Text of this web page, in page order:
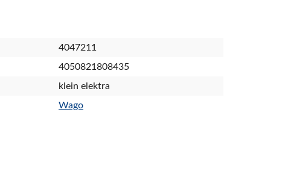
4047211
4050821808435
klein elektra
Wago